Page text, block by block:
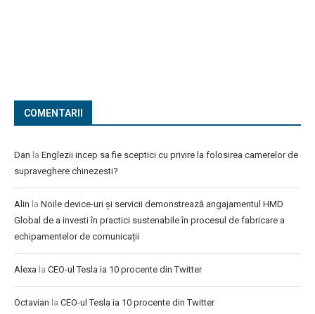
COMENTARII
Dan la Englezii incep sa fie sceptici cu privire la folosirea camerelor de
supraveghere chinezesti?
Alin la Noile device-uri și servicii demonstrează angajamentul HMD
Global de a investi în practici sustenabile în procesul de fabricare a
echipamentelor de comunicații
Alexa la CEO-ul Tesla ia 10 procente din Twitter
Octavian la CEO-ul Tesla ia 10 procente din Twitter